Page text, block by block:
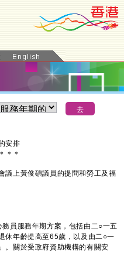
安排
＊ ＊ ＊
上黃俊碩議員的提問和勞工及福
員服務年期方案，包括由二○一五
休年齡提高至65歲，以及由二○一
。關於受政府資助機構的有關安